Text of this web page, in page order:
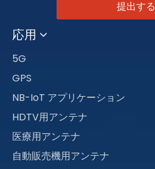
提出する
応用
5G
GPS
NB-IoT アプリケーション
HDTV用アンテナ
医療用アンテナ
自動販売機用アンテナ